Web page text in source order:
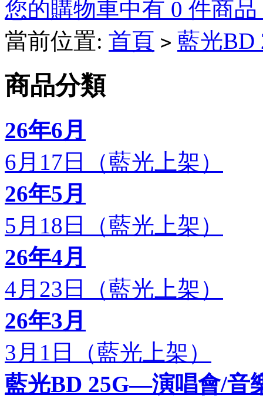
您的購物車中有 0 件商
當前位置: 首頁 > 藍光
商品分類
26年6月
6月17日（藍光上架）
26年5月
5月18日（藍光上架）
26年4月
4月23日（藍光上架）
26年3月
3月1日（藍光上架）
藍光BD 25G—演唱會/音